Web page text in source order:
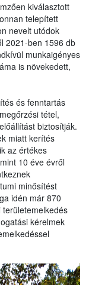
kiválasztott
telepített
nevelt utódok
2021-ben 1596 db
munkaigényes
is növekedett,
és fenntartás
tétel,
biztosítják.
miatt kerítés
az értékes
10 éve évről
minősítést
idén már 870
kérelmek